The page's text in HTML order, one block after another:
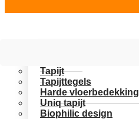
Tapijt
Tapijttegels
Harde vloerbedekking
Uniq tapijt
Biophilic design